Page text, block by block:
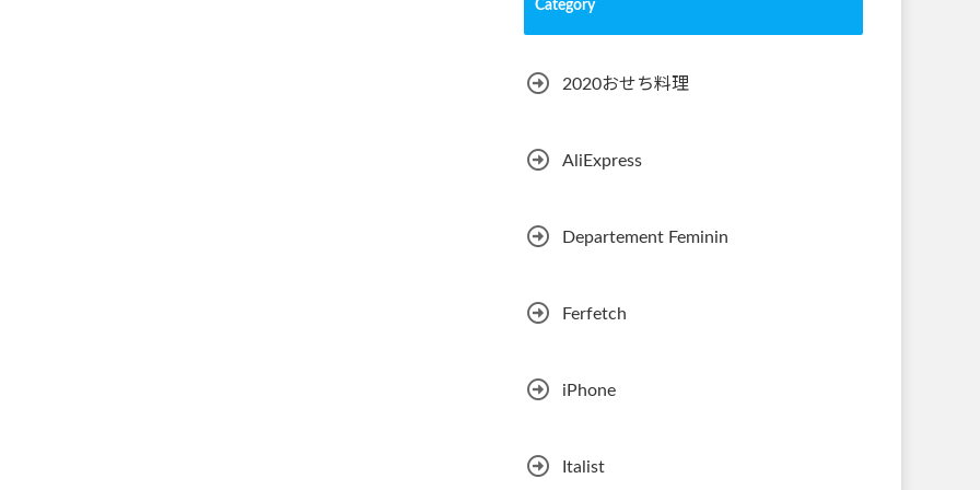
Category
2020おせち料理
AliExpress
Departement Feminin
Ferfetch
iPhone
Italist